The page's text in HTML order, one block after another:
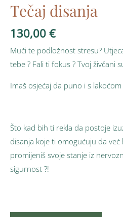
Tečaj disanja
130,00 €
Muči te podložnost stresu?
tebe ? Fali ti fokus ? Tvoj živčani
Imaš osjećaj da puno i s
Što kad bih ti rekla da postoje
disanja koje ti omogućuju da
promijeniš svoje stanje iz
sigurnost ?!